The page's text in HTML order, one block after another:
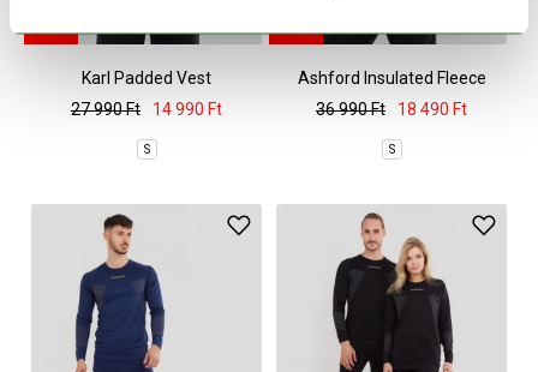
-46%
Karl Padded Vest
27 990 Ft
14 990 Ft
S
-50%
Ashford Insulated Fleece
Jacket
36 990 Ft 18 490 Ft
S